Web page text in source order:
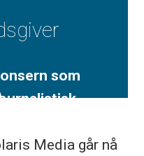
som
Media går nå